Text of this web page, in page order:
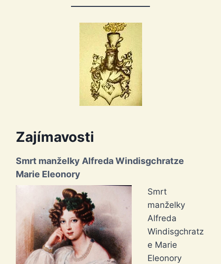
Zajímavosti
Smrt manželky Alfreda Windisgchratze
Marie Eleonory
Smrt
manželky
Alfreda
Windisgchratz
e Marie
Eleonory